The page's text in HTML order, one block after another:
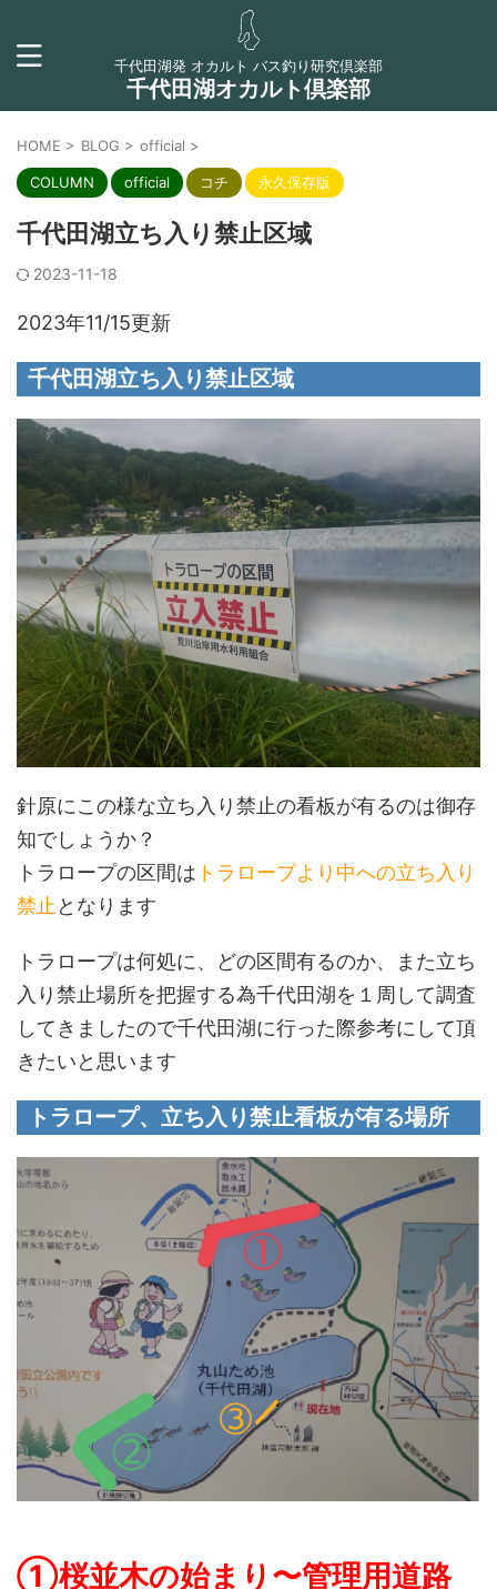
千代田湖発 オカルト バス釣り研究倶楽部
千代田湖オカルト倶楽部
HOME > BLOG > official >
COLUMN official コチ 永久保存版
千代田湖立ち入り禁止区域
2023-11-18
2023年11/15更新
千代田湖立ち入り禁止区域
針原にこの様な立ち入り禁止の看板が有るのは御存
知でしょうか？
トラロープの区間は トラロープより中への立ち入り
禁止 となります
トラロープは何処に、どの区間有るのか、また立ち
入り禁止場所を把握する為千代田湖を１周して調査
してきましたので千代田湖に行った際参考にして頂
きたいと思います
トラロープ、立ち入り禁止看板が有る場所
①桜並木の始まり〜管理用道路